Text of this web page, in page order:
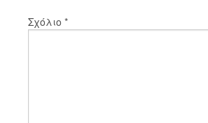
Σχόλιο *